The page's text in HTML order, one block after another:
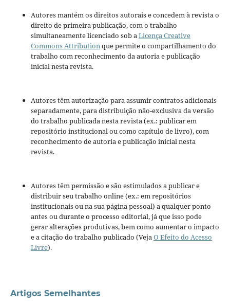
Autores mantém os direitos autorais e concedem à revista o
direito de primeira publicação, com o trabalho
simultaneamente licenciado sob aLicença Creative
Commons Attributionque permite o compartilhamento do
trabalho com reconhecimento da autoria e publicação
inicial nesta revista.
Autores têm autorização para assumir contratos adicionais
separadamente, para distribuição não-exclusiva da versão
do trabalho publicada nesta revista (ex.: publicar em
repositório institucional ou como capítulo de livro), com
reconhecimento de autoria e publicação inicial nesta
revista.
Autores têm permissão e são estimulados a publicar e
distribuir seu trabalho online (ex.: em repositórios
institucionais ou na sua página pessoal) a qualquer ponto
antes ou durante o processo editorial, já que isso pode
gerar alterações produtivas, bem como aumentar o impacto
e a citação do trabalho publicado (VejaO Efeito do Acesso
Livre).
Artigos Semelhantes